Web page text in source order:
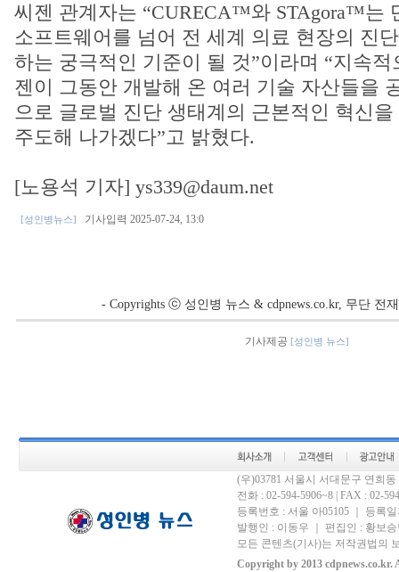
씨젠 관계자는 “CURECA™와 STAgora™는
소프트웨어를 넘어 전 세계 의료 현장의 진
하는 궁극적인 기준이 될 것”이라며 “지속
젠이 그동안 개발해 온 여러 기술 자산들을
으로 글로벌 진단 생태계의 근본적인 혁신
주도해 나가겠다”고 밝혔다.
[노용석 기자] ys339@daum.net
[성인병뉴스] 기사입력 2025-07-24, 13:0
- Copyrights ⓒ 성인병 뉴스 & cdpnews.co.kr, 무단 전
기사제공 [성인병 뉴스]
(우)03781 서울시 서대문구 연희
전화 : 02-594-5906~8 | FAX : 02-
등록번호 : 서울 아05105 ｜ 등록
발행인 : 이동우 ｜ 편집인 : 황보
모든 콘텐츠(기사)는 저작권법의
Copyright by 2013 cdpnews.co.kr.